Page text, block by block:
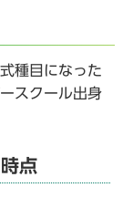
種目になった
スクール出身
点